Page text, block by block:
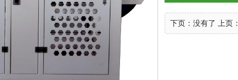
下页：没有了 上页：